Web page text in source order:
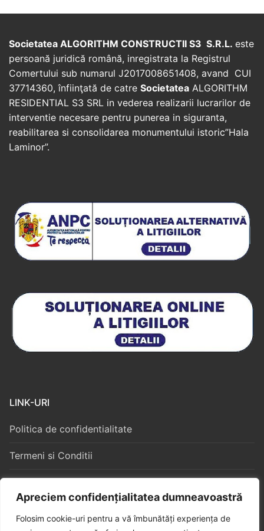
Apreciem confidențialitatea dumneavoastră
Folosim cookie-uri pentru a vă îmbunătăți experiența de
Societatea ALGORITHM CONSTRUCTII S3 S.R.L. este
persoană juridică română, inregistrata la Registrul
Comertului sub numarul J2017008651408, avand CUI
37714360, înfiinţată de catre Societatea ALGORITHM
RESIDENTIAL S3 SRL in vederea realizarii lucrarilor de
interventie necesare pentru punerea in siguranta,
reabilitarea si consolidarea monumentului istoric”Hala
Laminor”.
LINK-URI
Politica de confidentialitate
Termeni si Conditii